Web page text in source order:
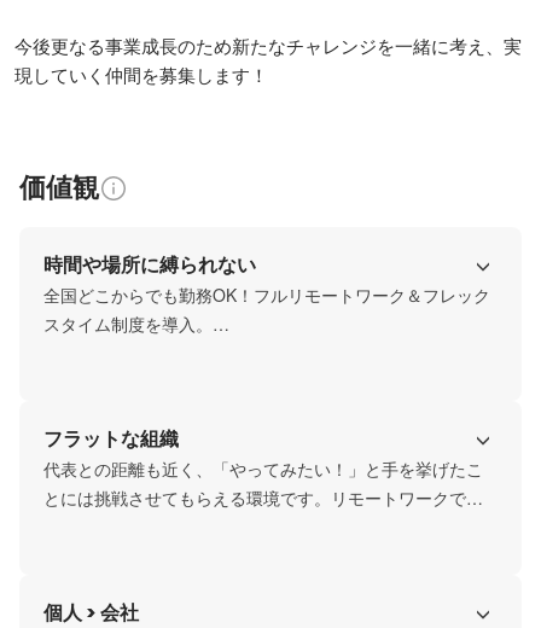
今後更なる事業成長のため新たなチャレンジを一緒に考え、実
現していく仲間を募集します！
価値観
時間や場所に縛られない
全国どこからでも勤務OK！フルリモートワーク＆フレック
スタイム制度を導入。
ながら活躍しています！
フラットな組織
代表との距離も近く、「やってみたい！」と手を挙げたこ
とには挑戦させてもらえる環境です。リモートワークで
ンな社風で自由度が高く、働きやすい環境です。
個人 > 会社